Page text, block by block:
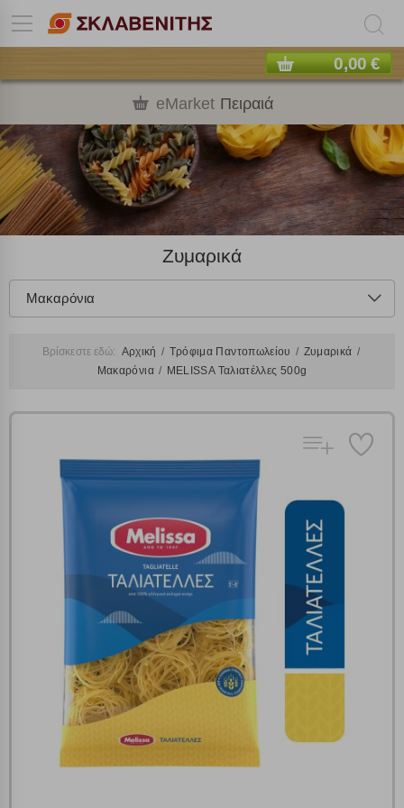
0,00 €
eMarket Πειραιά
Ζυμαρικά
Μακαρόνια
Βρίσκεστε εδώ: Αρχική Τρόφιμα Παντοπωλείου
Ζυμαρικά
Μακαρόνια
MELISSA Ταλιατέλλες 500g